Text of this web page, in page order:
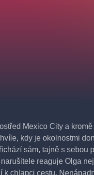
Mexico City a
kdy je okolnostmi
sám, tajně s sebou
reaguje Olga
k chlapci cestu.